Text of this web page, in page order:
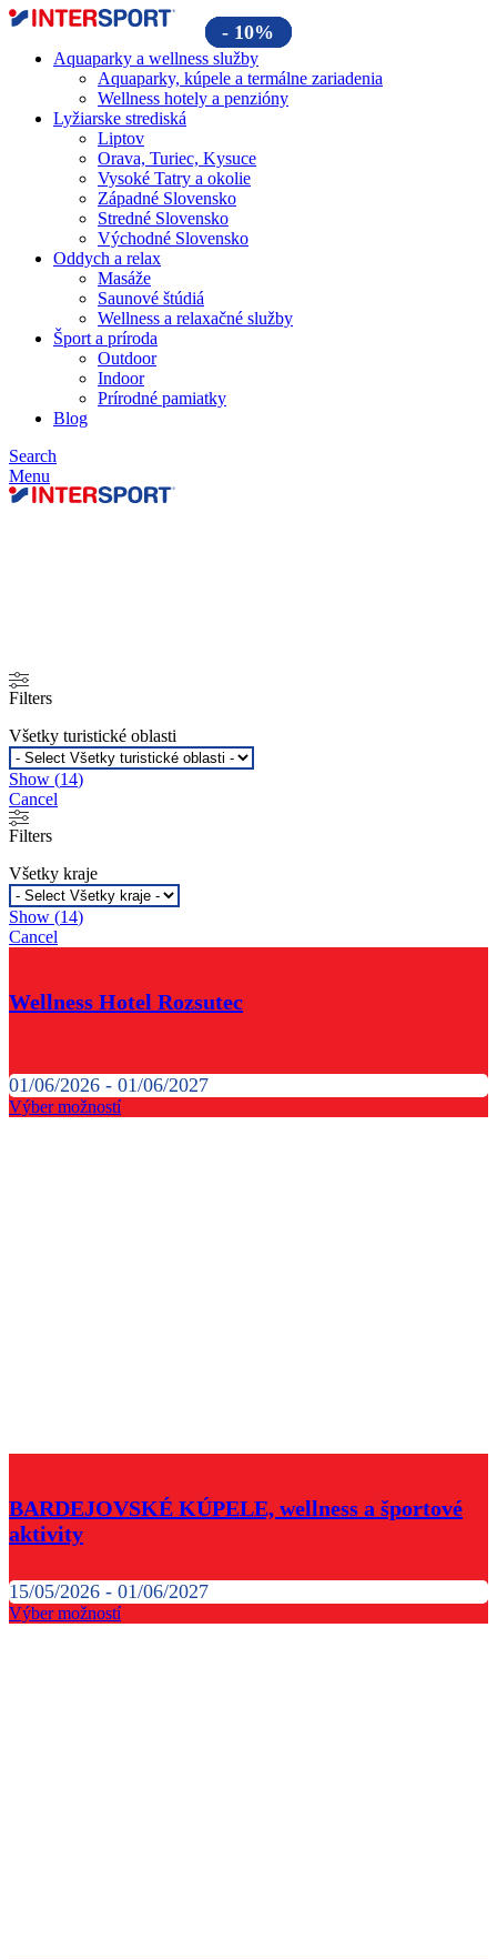
Aquaparky a wellness služby
Aquaparky, kúpele a termálne zariadenia
Wellness hotely a penzióny
Lyžiarske strediská
Liptov
Orava, Turiec, Kysuce
Vysoké Tatry a okolie
Západné Slovensko
Stredné Slovensko
Východné Slovensko
Oddych a relax
Masáže
Saunové štúdiá
Wellness a relaxačné služby
Šport a príroda
Outdoor
Indoor
Prírodné pamiatky
Blog
Search
Menu
Filters
Všetky turistické oblasti
Show (14)
Cancel
Filters
Všetky kraje
Show (14)
Cancel
- 100%
Wellness Hotel Rozsutec
01/06/2026 - 01/06/2027
Výber možností
- 100%
BARDEJOVSKÉ KÚPELE, wellness a športové
aktivity
15/05/2026 - 01/06/2027
Výber možností
- 100%
- 100%
- 50%
- 15%
- 20%
- 20%
- 15%
- 20%
- 20%
- 20%
- 10%